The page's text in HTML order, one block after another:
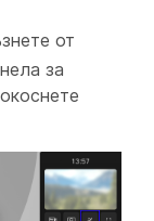
от
за